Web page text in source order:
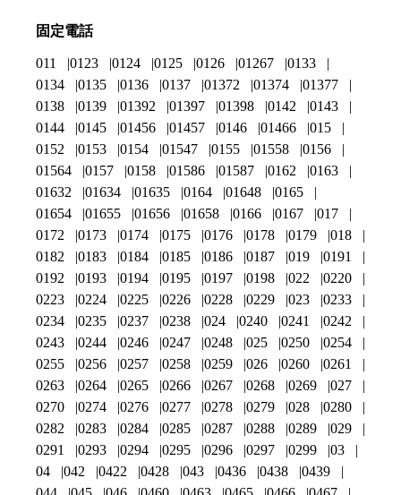
固定電話
011 0123 0124 0125 0126 01267
0133
0134
0135 0136 0137 01372 01374
01377
0138
0139 01392 01397 01398 0142
0143
0144
0145 01456 01457 0146 01466
015
0152
0153 0154 01547 0155 01558
0156
01564
0157 0158 01586 01587 0162
0163
01632
01634 01635 0164 01648
0165
01654
01655 01656 01658 0166 0167
017
0172
0173 0174 0175 0176 0178 0179
018
0182
0183 0184 0185 0186 0187 019
0191
0192
0193 0194 0195 0197 0198 022
0220
0223
0224 0225 0226 0228 0229 023
0233
0234
0235 0237 0238 024 0240 0241
0242
0243
0244 0246 0247 0248 025 0250
0254
0255
0256 0257 0258 0259 026 0260
0261
0263
0264 0265 0266 0267 0268 0269
027
0270
0274 0276 0277 0278 0279 028
0280
0282
0283 0284 0285 0287 0288 0289
029
0291
0293 0294 0295 0296 0297 0299
03
04
042 0422 0428 043 0436 0438
0439